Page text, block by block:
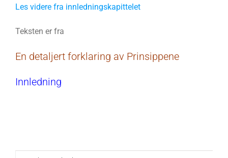
Les videre fra innledningskapittelet
Teksten er fra
En detaljert forklaring av Prinsippene
Innledning